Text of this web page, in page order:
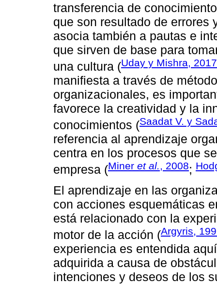
transferencia de
que son resultado de errores
asocia también a pautas e
que sirven de base para
una cultura (Uday y Mishra, 2017
manifiesta a través de
organizacionales, es
favorece la creatividad y la
conocimientos (Saadat V. y
referencia al aprendizaje
centra en los procesos que
empresa (Miner et al., 2008;
El aprendizaje en las
con acciones esquemáticas
está relacionado con la
motor de la acción (Argyris,
experiencia es entendida
adquirida a causa de
intenciones y deseos de los